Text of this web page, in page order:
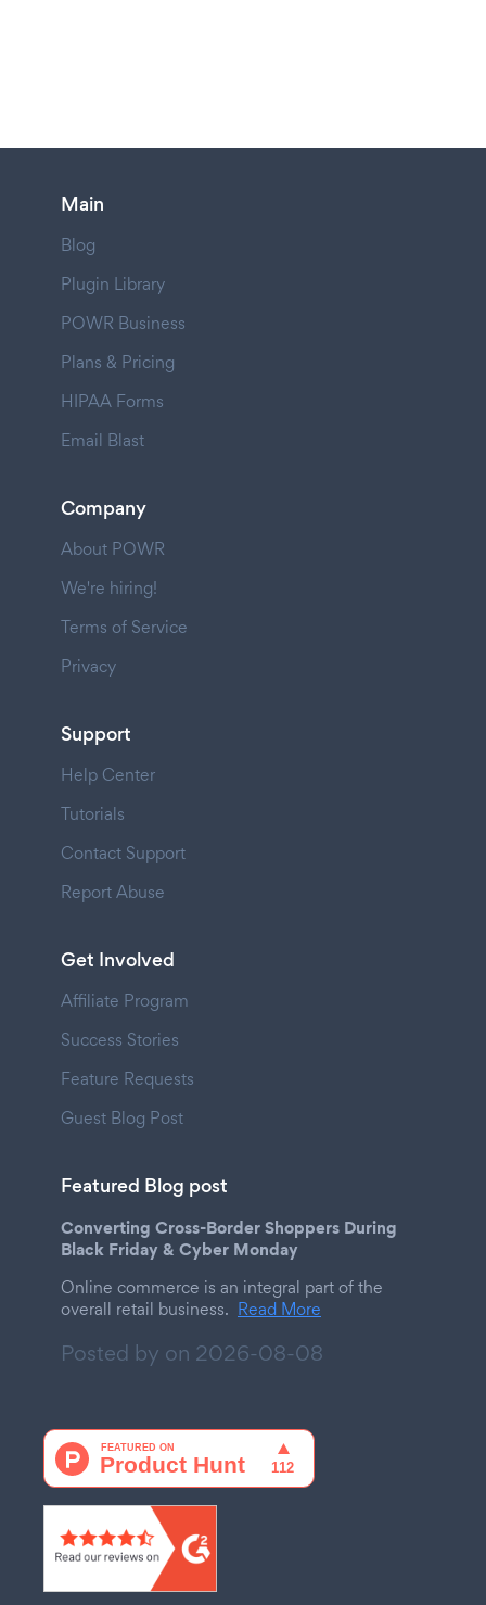
Main
Blog
Plugin Library
POWR Business
Plans & Pricing
HIPAA Forms
Email Blast
Company
About POWR
We're hiring!
Terms of Service
Privacy
Support
Help Center
Tutorials
Contact Support
Report Abuse
Get Involved
Affiliate Program
Success Stories
Feature Requests
Guest Blog Post
Featured Blog post
Converting Cross-Border Shoppers During
Black Friday & Cyber Monday
Online commerce is an integral part of the
overall retail business. Read More
Posted by on 2026-08-08